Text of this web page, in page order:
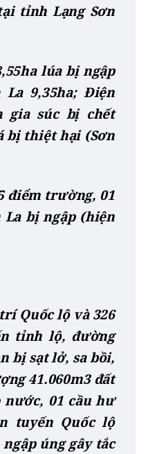
tỉnh Lạng Sơn
lúa bị ngập
9,35ha; Điện
gia súc bị chết
bị thiệt hại (Sơn
điểm trường, 01
bị ngập (hiện
Quốc lộ và 326
tỉnh lộ, đường
bị sạt lở, sa bồi,
41.060m3 đất
01 cầu hư
tuyến Quốc lộ
úng gây tắc